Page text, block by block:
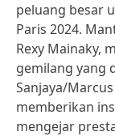
peluang besar
Paris 2024.
Rexy Mainaky,
gemilang yang
Sanjaya/
memberikan
mengejar